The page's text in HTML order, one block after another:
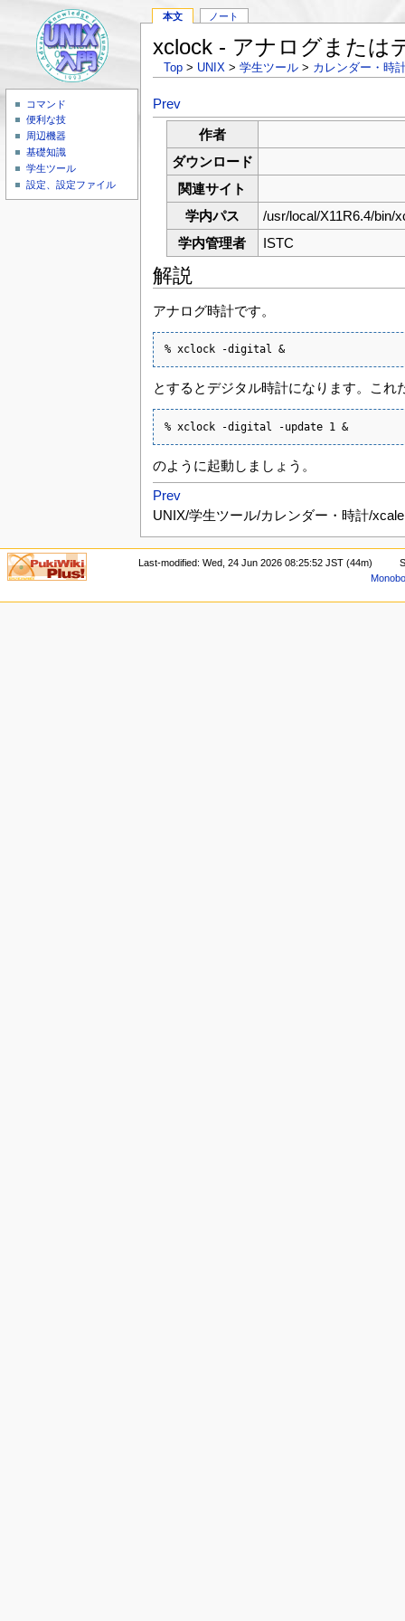
コマンド
便利な技
周辺機器
基礎知識
学生ツール
設定、設定ファイル
本文 ノート
xclock - アナログまたは
Top > UNIX >学生ツール > カレンダー・時
Prev
作者
ダウンロード
関連サイト
学内パス
/usr/local/X11R6.4/bin/
学内管理者
ISTC
解説
アナログ時計です。
% xclock -digital &
とするとデジタル時計になります。こ
% xclock -digital -update 1 &
のように起動しましょう。
Prev
UNIX/学生ツール/カレンダー・時計/
Last-modified: Wed, 24 Jun 2026 08:25:52 JST (44m)